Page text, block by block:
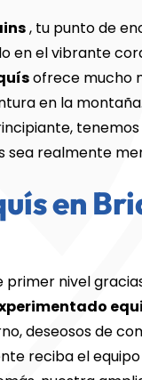
, tu punto de
en el vibrante
ofrece mucho
en la
sea realmente
en
primer nivel
deseosos de
reciba el